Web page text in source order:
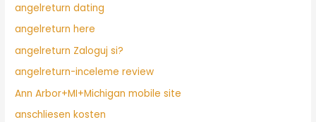
angelreturn dating
angelreturn here
angelreturn Zaloguj si?
angelreturn-inceleme review
Ann Arbor+MI+Michigan mobile site
anschliesen kosten